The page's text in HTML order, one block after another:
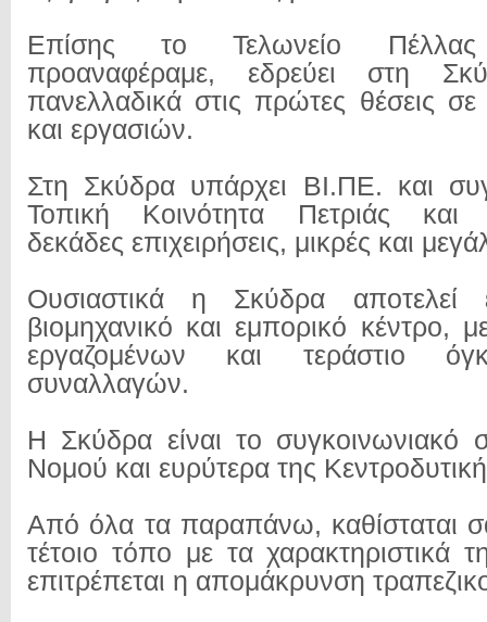
Επίσης το Τελωνείο
προαναφέραμε, εδρεύει στη
πανελλαδικά στις πρώτες θέσεις
και εργασιών.
Στη Σκύδρα υπάρχει ΒΙ.ΠΕ. και
Τοπική Κοινότητα Πετριάς και
δεκάδες επιχειρήσεις, μικρές και
Ουσιαστικά η Σκύδρα αποτελεί
βιομηχανικό και εμπορικό κέντρο,
εργαζομένων και τεράστιο
συναλλαγών.
Η Σκύδρα είναι το συγκοινωνιακό
Νομού και ευρύτερα της
Από όλα τα παραπάνω, καθίσταται
τέτοιο τόπο με τα χαρακτηριστικά
επιτρέπεται η απομάκρυνση